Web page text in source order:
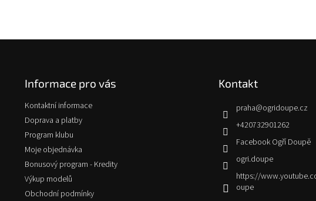
Informace pro vás
Kontaktní informace
Doprava a platby
Program klubu
Moje objednávka
Bonusový program - Kredity
Výkup modelů
Obchodní podmínky
Kontakt
praha@ogridoupe.cz
+420732901262
Facebook Ogří Doupě
ogri.doupe
https://
oupe